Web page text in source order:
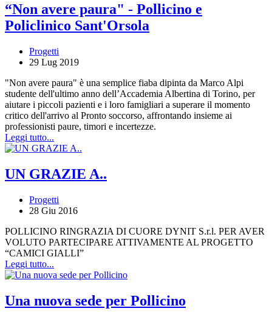
“Non avere paura" - Pollicino e
Policlinico Sant'Orsola
Progetti
29 Lug 2019
"Non avere paura" è una semplice fiaba dipinta da Marco Alpi
studente dell'ultimo anno dell’Accademia Albertina di Torino, per
aiutare i piccoli pazienti e i loro famigliari a superare il momento
critico dell'arrivo al Pronto soccorso, affrontando insieme ai
professionisti paure, timori e incertezze.
Leggi tutto...
UN GRAZIE A..
Progetti
28 Giu 2016
POLLICINO RINGRAZIA DI CUORE DYNIT S.r.l. PER AVER
VOLUTO PARTECIPARE ATTIVAMENTE AL PROGETTO
“CAMICI GIALLI”
Leggi tutto...
Una nuova sede per Pollicino